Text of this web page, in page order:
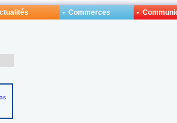
• Commerces
•